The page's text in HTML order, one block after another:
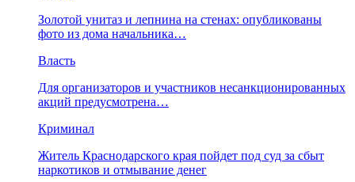
​Золотой унитаз и лепнина на стенах: опубликованы
фото из дома начальника…
Власть
Для организаторов и участников несанкционированных
акций предусмотрена…
Криминал
Житель Краснодарского края пойдет под суд за сбыт
наркотиков и отмывание денег